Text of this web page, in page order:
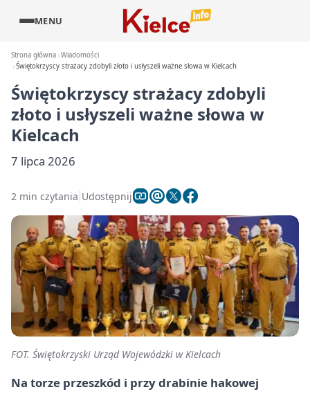
MENU
Strona główna Wiadomości
Świętokrzyscy strażacy zdobyli złoto i usłyszeli ważne słowa w Kielcach
Świętokrzyscy strażacy zdobyli
złoto i usłyszeli ważne słowa w
Kielcach
7 lipca 2026
2 min czytania Udostępnij
FOT. Świętokrzyski Urząd Wojewódzki w Kielcach
Na torze przeszkód i przy drabinie hakowej